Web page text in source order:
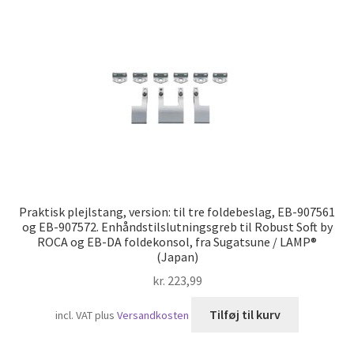
Praktisk plejlstang, version: til tre foldebeslag, EB-907561
og EB-907572. Enhåndstilslutningsgreb til Robust Soft by
ROCA og EB-DA foldekonsol, fra Sugatsune / LAMP®
(Japan)
kr. 223,99
incl. VATplusVersandkosten Tilføj til kurv